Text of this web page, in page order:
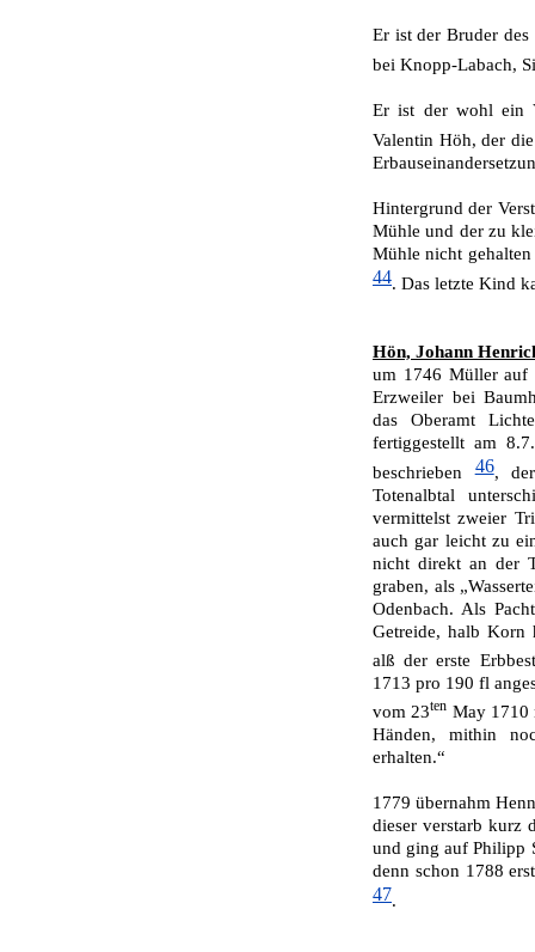
Er ist der Bruder
bei Knopp-Labach,
Er ist der wohl ein
Valentin Höh, der
Hintergrund der
Mühle und der zu
Mühle nicht
44. Das letzte Kind
Hön, Johann
um 1746 Müller auf
Erzweiler bei
das Oberamt
fertiggestellt am
beschrieben46,
Totenalbtal
vermittelst zweier
auch gar leicht zu
nicht direkt an der
graben, als
Oden­bach. Als
Getreide, halb Korn
alß der erste
1713 pro 190 fl
vom 23ten May 1710
Händen, mithin
erhalten.“
1779 übernahm
dieser verstarb kurz
und ging auf Philipp
denn schon 1788
47.